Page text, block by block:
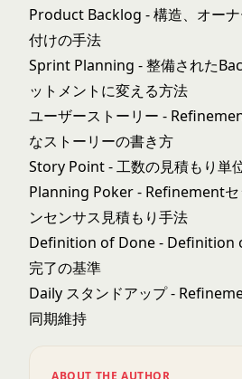
Product Backlog - 構造、オー
付けの手法
Sprint Planning - 整備された
ットメントに変える方法
ユーザーストーリー -
なストーリーの書き方
Story Point- 工数の見積もり単
Planning Poker- Refinementセ
ンセンサス見積もり手法
Definition of Done- Definition
完了の基準
Daily スタンドアップ-
同期維持
ABOUT THE AUTHOR